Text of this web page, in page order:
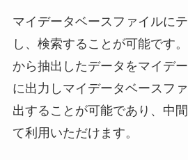
マイデータベースファイルに
し、検索することが可能です
から抽出したデータをマイデ
に出力しマイデータベースフ
出することが可能であり、中
て利用いただけます。